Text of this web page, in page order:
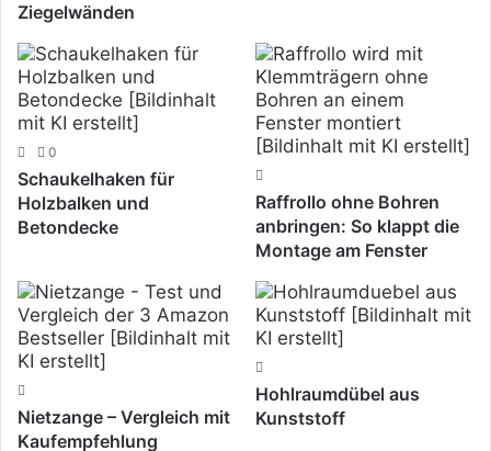
Ziegelwänden
0
Schaukelhaken für
Holzbalken und
Betondecke
Raffrollo ohne Bohren
anbringen: So klappt die
Montage am Fenster
Nietzange – Vergleich mit
Kaufempfehlung
Hohlraumdübel aus
Kunststoff